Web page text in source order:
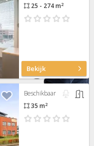
25 - 274 m2
Bekijk
Beschikbaar
35 m2